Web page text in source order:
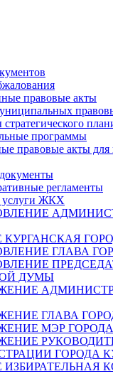
правовые акты
программы
правовые акты для
регламенты
услуги ЖКХ
КУРГАНСКАЯ
ГЛАВА
ДУМЫ
ГЛАВА
МЭР
ГОРОДА
ИЗБИРАТЕЛЬНАЯ